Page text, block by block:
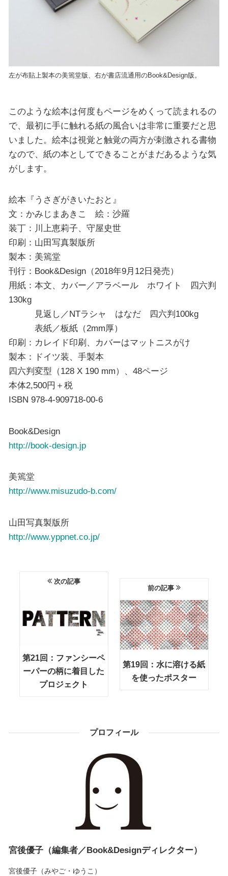
左が布貼上製本の美篶堂版、右が書店流通用のBook&Design版。
このような絵本は何度もページをめくって読まれるの
で、最初に手に触れる紙の風合いは非常に重要だと思
いました。絵本は視覚と触覚の両方が刺激される書物
なので、紙の本としてできることがまだあるような気
がします。
絵本『うさぎがきいたおと』
文：かみじまあきこ 絵：沙羅
装丁：川上恵莉子、守屋史世
印刷：山田写真製版所
製本：美篶堂
刊行：Book&Design（2018年9月12日発売）
用紙：本文、カバー／アラベール ホワイト 四六判
130kg
見返し／NTラシャ はなだ 四六判100kg
表紙／板紙（2mm厚）
印刷：カレイド印刷、カバーはマットニスがけ
製本：ドイツ装、手製本
四六判変型（128 X 190 mm）、48ページ
本体2,500円＋税
ISBN 978-4-909718-00-6
Book&Design
http://book-design.jp
美篶堂
http://www.misuzudo-b.com/
山田写真製版所
http://www.yppnet.co.jp/
次の記事
第21回：ファンシーペ
ーパーの柄に着目した
プロジェクト
前の記事
第19回：水に溶ける紙
を使ったポスター
プロフィール
宮後優子（編集者／Book&Designディレクター）
宮後優子（みやご・ゆうこ）